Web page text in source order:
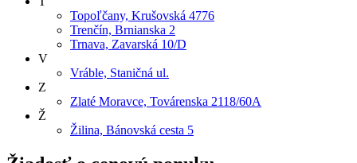
Topoľčany, Krušovská 4776
Trenčín, Brnianska 2
Trnava, Zavarská 10/D
V
Vráble, Staničná ul.
Z
Zlaté Moravce, Továrenska 2118/60A
Ž
Žilina, Bánovská cesta 5